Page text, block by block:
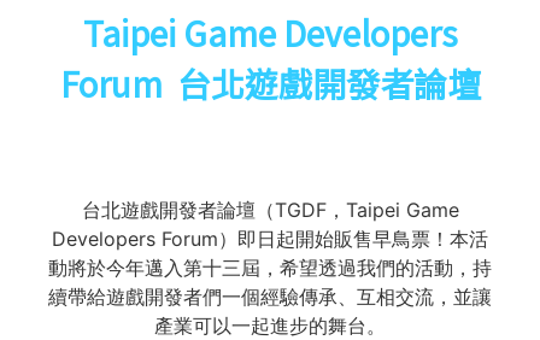
Taipei Game Developers
Forum 台北遊戲開發者論壇
台北遊戲開發者論壇（TGDF，Taipei Game
Developers Forum）即日起開始販售早鳥票！本活
動將於今年邁入第十三屆，希望透過我們的活動，持
續帶給遊戲開發者們一個經驗傳承、互相交流，並讓
產業可以一起進步的舞台。